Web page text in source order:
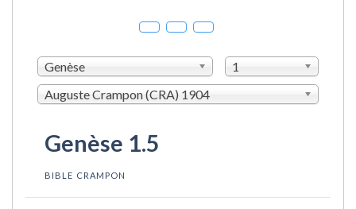
Genèse
1
Auguste Crampon (CRA) 1904
Genèse 1.5
BIBLE CRAMPON